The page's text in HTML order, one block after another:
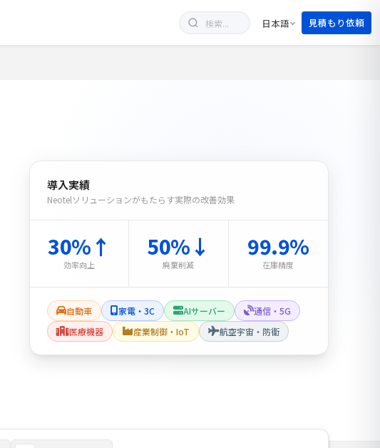
日本語 見積もり依頼
導入実績
Neotelソリューションがもたらす実際の改善効果
30%↑
効率向上
50%↓
廃棄削減
99.9%
在庫精度
自動車 家電・3C AIサーバー
通信・5G
医療機器
産業制御・IoT 航空宇宙・防衛